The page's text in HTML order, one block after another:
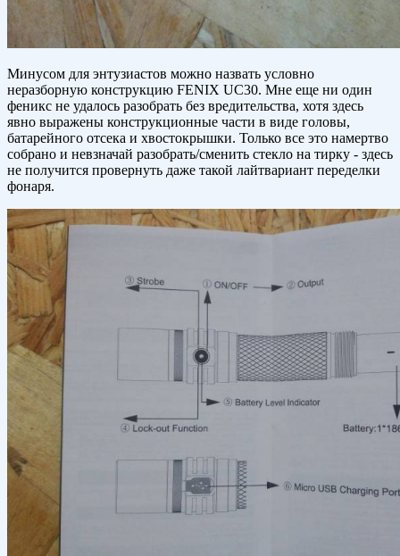
Минусом для энтузиастов можно назвать условно
неразборную конструкцию FENIX UC30. Мне еще ни один
феникс не удалось разобрать без вредительства, хотя здесь
явно выражены конструкционные части в виде головы,
батарейного отсека и хвостокрышки. Только все это намертво
собрано и невзначай разобрать/сменить стекло на тирку - здесь
не получится провернуть даже такой лайтвариант переделки
фонаря.